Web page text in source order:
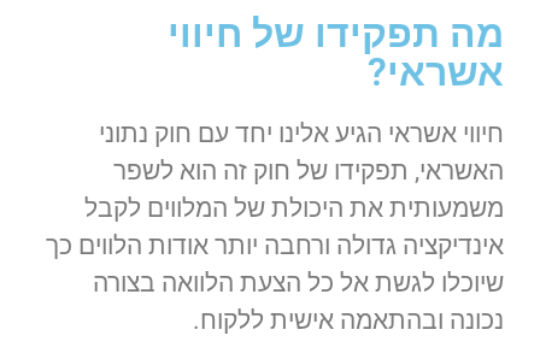
מה תפקידו של חיווי
אשראי?
חיווי אשראי הגיע אלינו יחד עם חוק נתוני
האשראי, תפקידו של חוק זה הוא לשפר
משמעותית את היכולת של המלווים לקבל
אינדיקציה גדולה ורחבה יותר אודות הלווים כך
שיוכלו לגשת אל כל הצעת הלוואה בצורה
נכונה ובהתאמה אישית ללקוח.